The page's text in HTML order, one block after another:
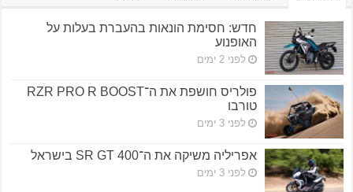
חדש: חסימת הונאות בהעברת בעלות על
האופנוע
לפני 2 ימים
פולריס חושפת את ה־RZR PRO R BOOST
טורבו
לפני 3 ימים
אפריליה משיקה את ה־SR GT 400 בישראל
לפני 3 ימים